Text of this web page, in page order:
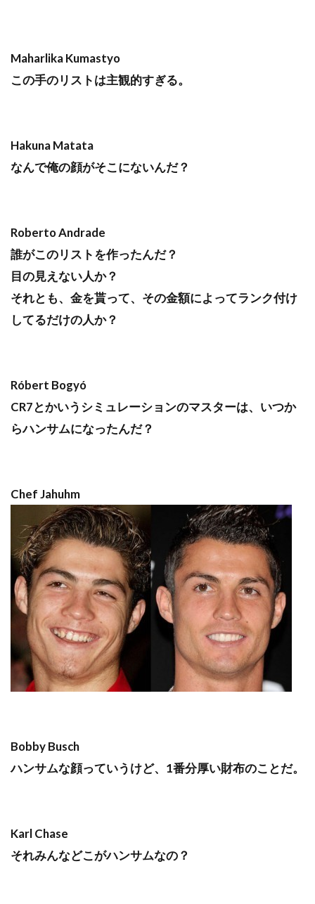
Maharlika Kumastyo
この手のリストは主観的すぎる。
Hakuna Matata
なんで俺の顔がそこにないんだ？
Roberto Andrade
誰がこのリストを作ったんだ？
目の見えない人か？
それとも、金を貰って、その金額によってランク付け
してるだけの人か？
Róbert Bogyó
CR7とかいうシミュレーションのマスターは、いつか
らハンサムになったんだ？
Chef Jahuhm
Bobby Busch
ハンサムな顔っていうけど、1番分厚い財布のことだ。
Karl Chase
それみんなどこがハンサムなの？